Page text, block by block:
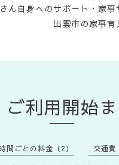
ん自身へのサポート・家事
出雲市の家事育
ご利用開始
間ごとの料金（2） 交通費